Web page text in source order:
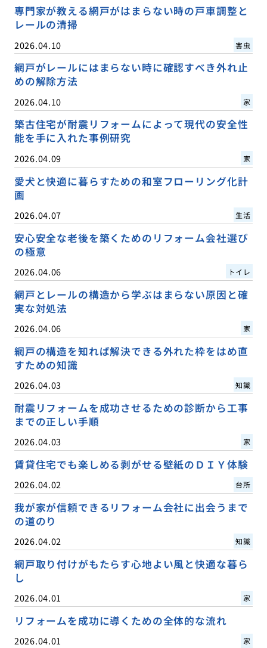
専門家が教える網戸がはまらない時の戸車調整と
レールの清掃
2026.04.10 害虫
網戸がレールにはまらない時に確認すべき外れ止
めの解除方法
2026.04.10 家
築古住宅が耐震リフォームによって現代の安全性
能を手に入れた事例研究
2026.04.09 家
愛犬と快適に暮らすための和室フローリング化計
画
2026.04.07 生活
安心安全な老後を築くためのリフォーム会社選び
の極意
2026.04.06 トイレ
網戸とレールの構造から学ぶはまらない原因と確
実な対処法
2026.04.06 家
網戸の構造を知れば解決できる外れた枠をはめ直
すための知識
2026.04.03 知識
耐震リフォームを成功させるための診断から工事
までの正しい手順
2026.04.03 家
賃貸住宅でも楽しめる剥がせる壁紙のＤＩＹ体験
2026.04.02 台所
我が家が信頼できるリフォーム会社に出会うまで
の道のり
2026.04.02 知識
網戸取り付けがもたらす心地よい風と快適な暮ら
し
2026.04.01 家
リフォームを成功に導くための全体的な流れ
2026.04.01 家